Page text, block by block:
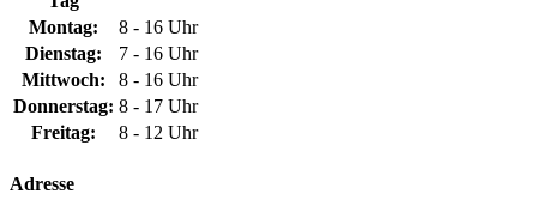
Montag:
8 - 16 Uhr
Dienstag:
7 - 16 Uhr
Mittwoch:
8 - 16 Uhr
Donnerstag: 8 - 17 Uhr
Freitag:
8 - 12 Uhr
Adresse